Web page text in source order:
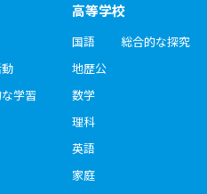
学習
高等学校
国語
地歴公
数学
理科
英語
家庭
総合的な探究